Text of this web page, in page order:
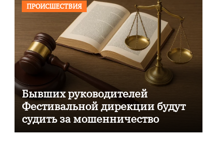
ПРОИСШЕСТВИЯ
Бывших руководителей
Фестивальной дирекции будут
судить за мошенничество